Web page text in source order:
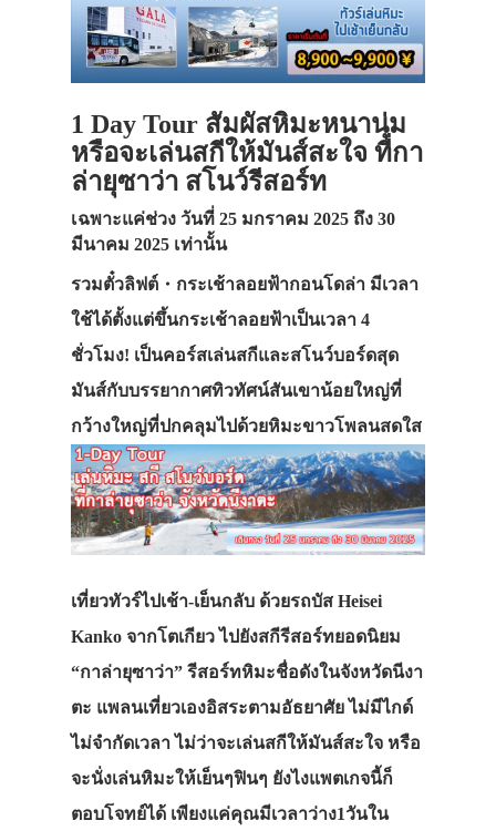
1 Day Tour สัมผัสหิมะหนานุ่ม
หรือจะเล่นสกีให้มันส์สะใจ ที่กา
ล่ายุซาว่า สโนว์รีสอร์ท
เฉพาะแค่ช่วง วันที่ 25 มกราคม 2025 ถึง 30
มีนาคม 2025 เท่านั้น
รวมตั๋วลิฟต์・กระเช้าลอยฟ้ากอนโดล่า มีเวลา
ใช้ได้ตั้งแต่ขึ้นกระเช้าลอยฟ้าเป็นเวลา 4
ชั่วโมง! เป็นคอร์สเล่นสกีและสโนว์บอร์ดสุด
มันส์กับบรรยากาศทิวทัศน์สันเขาน้อยใหญ่ที่
กว้างใหญ่ที่ปกคลุมไปด้วยหิมะขาวโพลนสดใส
เที่ยวทัวร์ไปเช้า-เย็นกลับ ด้วยรถบัส Heisei
Kanko จากโตเกียว ไปยังสกีรีสอร์ทยอดนิยม
“กาล่ายุซาว่า” รีสอร์ทหิมะชื่อดังในจังหวัดนีงา
ตะ แพลนเที่ยวเองอิสระตามอัธยาศัย ไม่มีไกด์
ไม่จำกัดเวลา ไม่ว่าจะเล่นสกีให้มันส์สะใจ หรือ
จะนั่งเล่นหิมะให้เย็นๆฟินๆ ยังไงแพตเกจนี้ก็
ตอบโจทย์ได้ เพียงแค่คุณมีเวลาว่าง1วันใน